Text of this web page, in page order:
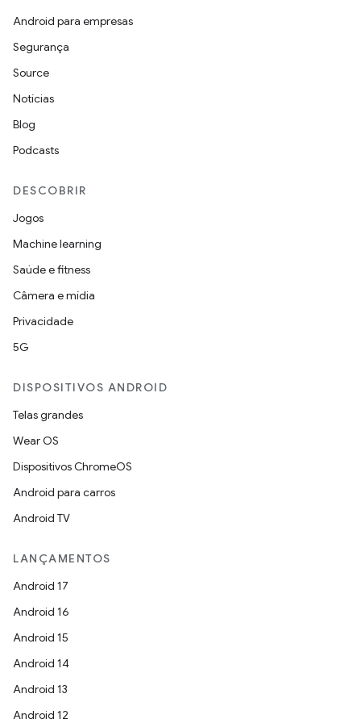
Android para empresas
Segurança
Source
Notícias
Blog
Podcasts
DESCOBRIR
Jogos
Machine learning
Saúde e fitness
Câmera e mídia
Privacidade
5G
DISPOSITIVOS ANDROID
Telas grandes
Wear OS
Dispositivos ChromeOS
Android para carros
Android TV
LANÇAMENTOS
Android 17
Android 16
Android 15
Android 14
Android 13
Android 12